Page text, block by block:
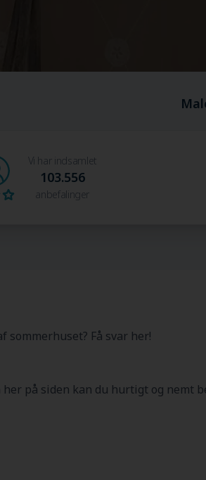
Vi har indsamlet
103.556
anbefalinger
sommerhuset? Få svar her!
på siden kan du hurtigt og nemt